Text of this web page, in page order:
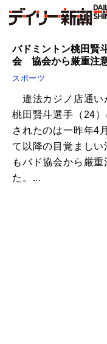
バドミントン桃田賢
会 協会から厳重注
スポーツ
違法カジノ店通い
桃田賢斗選手（24
されたのは一昨年4
て以降の目覚まし
もバド協会から厳重
た。...